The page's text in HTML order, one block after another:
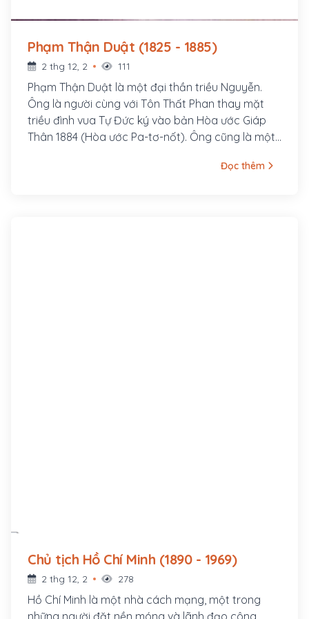
Phạm Thận Duật (1825 - 1885)
2 thg 12, 2 111
Phạm Thận Duật là một đại thần triều Nguyễn.
Ông là người cùng với Tôn Thất Phan thay mặt
triều đình vua Tự Đức ký vào bản Hòa ước Giáp
Thân 1884 (Hòa ước Pa-tơ-nốt). Ông cũng là một
tài Quốc sử quán kiêm quản Quốc tử giám, là
Đọc thêm
Chủ tịch Hồ Chí Minh (1890 - 1969)
2 thg 12, 2 278
Hồ Chí Minh là một nhà cách mạng, một trong